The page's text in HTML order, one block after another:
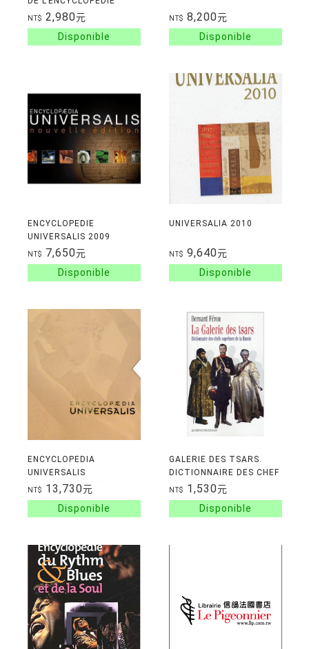
DIDEROT ET
D'ALEMBERT
NT$ 2,980元 NT$ 8,200元
ENCYCLOPEDIE
UNIVERSALIS 2009
NT$ 7,650元
UNIVERSALIA 2010
NT$ 9,640元
ENCYCLOPEDIA
UNIVERSALIS
NOTIONNAIRES(VOL 1:
NOTIONS +VOL 2: IDEES
+1 INDEX) COFFRET
NT$ 13,730元
GALERIE DES TSARS.
DICTIONNAIRE DES CHEF
NT$ 1,530元